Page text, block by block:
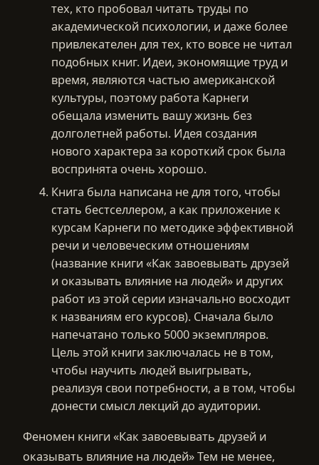
тех, кто пробовал читать труды по
академической психологии, и даже более
привлекателен для тех, кто вовсе не читал
подобных книг. Идеи, экономящие труд и
время, являются частью американской
культуры, поэтому работа Карнеги
обещала изменить вашу жизнь без
долголетней работы. Идея создания
нового характера за короткий срок была
воспринята очень хорошо.
Книга была написана не для того, чтобы
стать бестселлером, а как приложение к
курсам Карнеги по методике эффективной
речи и человеческим отношениям
(название книги «Как завоевывать друзей
и оказывать влияние на людей» и других
работ из этой серии изначально восходит
к названиям его курсов). Сначала было
напечатано только 5000 экземпляров.
Цель этой книги заключалась не в том,
чтобы научить людей выигрывать,
реализуя свои потребности, а в том, чтобы
донести смысл лекций до аудитории.
Феномен книги «Как завоевывать друзей и
оказывать влияние на людей» Тем не менее,